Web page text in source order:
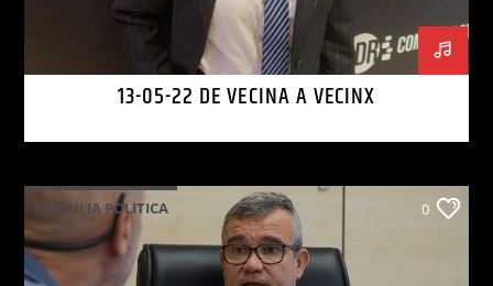
13-05-22 DE VECINA A VECINX
TERTULIA POLITICA 0